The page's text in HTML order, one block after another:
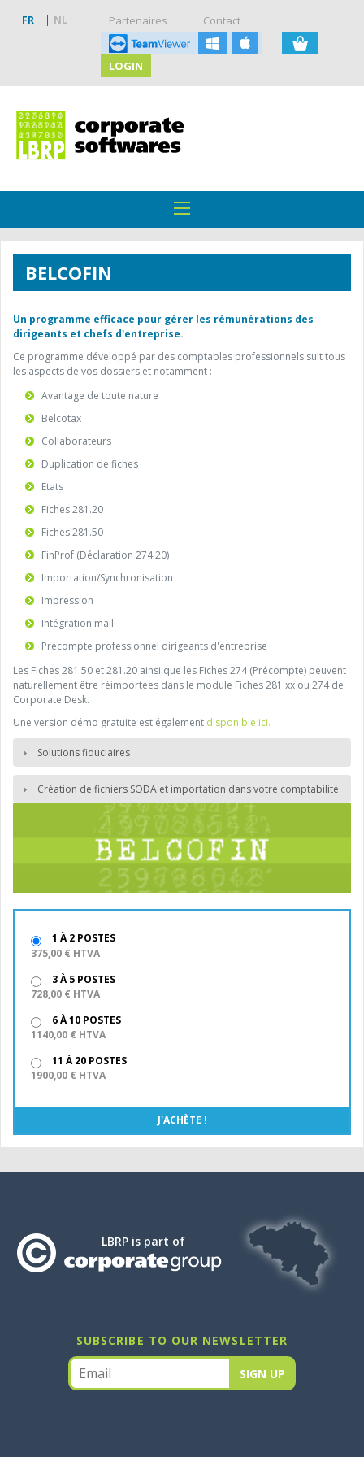
FR NL Partenaires Contact
LOGIN
BELCOFIN
Un programme efficace pour gérer les rémunérations des
dirigeants et chefs d'entreprise.
Ce programme développé par des comptables professionnels suit tous
les aspects de vos dossiers et notamment :
Avantage de toute nature
Belcotax
Collaborateurs
Duplication de fiches
Etats
Fiches 281.20
Fiches 281.50
FinProf (Déclaration 274.20)
Importation/Synchronisation
Impression
Intégration mail
Précompte professionnel dirigeants d'entreprise
Les Fiches 281.50 et 281.20 ainsi que les Fiches 274 (Précompte) peuvent
naturellement être réimportées dans le module Fiches 281.xx ou 274 de
Corporate Desk.
Une version démo gratuite est également disponible ici.
Solutions fiduciaires
Création de fichiers SODA et importation dans votre comptabilité
1 À 2 POSTES
375,00 € HTVA
3 À 5 POSTES
728,00 € HTVA
6 À 10 POSTES
1140,00 € HTVA
11 À 20 POSTES
1900,00 € HTVA
LBRP is part of
SUBSCRIBE TO OUR NEWSLETTER